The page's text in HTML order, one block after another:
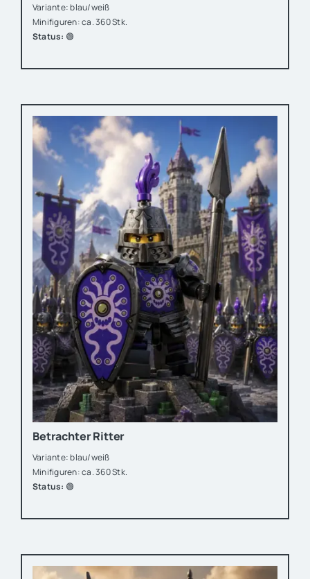
Variante: blau/weiß
Minifiguren: ca. 360 Stk.
Status: 🟢
Betrachter Ritter
Variante: blau/weiß
Minifiguren: ca. 360 Stk.
Status: 🟢